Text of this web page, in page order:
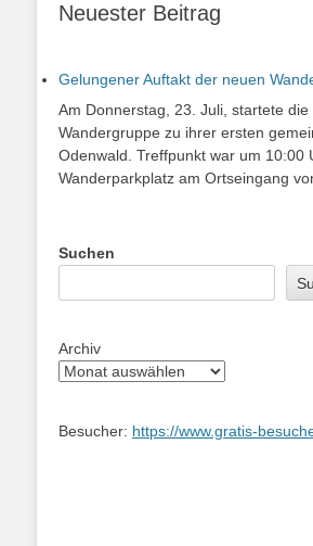
Neuester Beitrag
Gelungener Auftakt der neuen
Am Donnerstag, 23. Juli, startete die
Wandergruppe zu ihrer ersten
Odenwald. Treffpunkt war um 10:00
Wanderparkplatz am Ortseingang
Suchen
Archiv
Besucher: https://www.gratis-